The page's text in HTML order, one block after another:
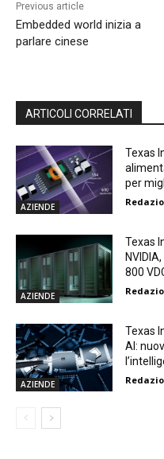
Previous article
Embedded world inizia a
parlare cinese
ARTICOLI CORRELATI
AZIENDE
Texas
per
AZIENDE
Texas
800
AZIENDE
Texas
AI: